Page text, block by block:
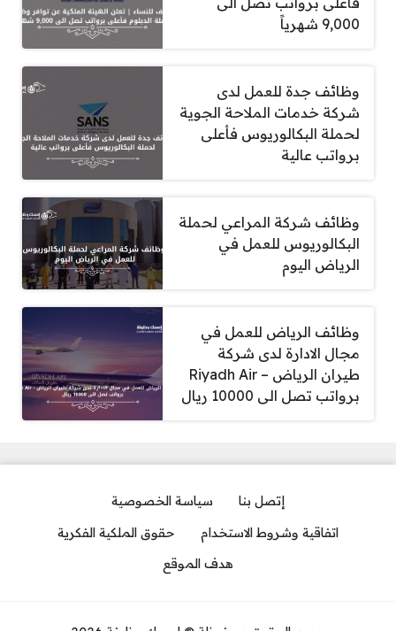
9,000 شهرياً
وظائف جدة للعمل لدى
شركة خدمات الملاحة الجوية
لحملة البكالوريوس فأعلى
برواتب عالية
وظائف شركة المراعي لحملة
البكالوريوس للعمل في
الرياض اليوم
وظائف الرياض للعمل في
مجال الادارة لدى شركة
طيران الرياض – Riyadh Air
برواتب تصل الى 10000 ريال
إتصل بنا
سياسة الخصوصية
اتفاقية وشروط الاستخدام
حقوق الملكية الفكرية
هدف الموقع